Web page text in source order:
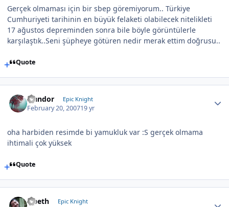
Gerçek olmaması için bir sbep göremiyorum.. Türkiye
Cumhuriyeti tarihinin en büyük felaketi olabilecek nitelikleti
17 ağustos depreminden sonra bile böyle görüntülerle
karşılaştık..Seni şüpheye götüren nedir merak ettim doğrusu..
Quote
Isandor Epic Knight
February 20, 200719 yr
oha harbiden resimde bi yamukluk var :S gerçek olmama
ihtimali çok yüksek
Quote
Opeth Epic Knight